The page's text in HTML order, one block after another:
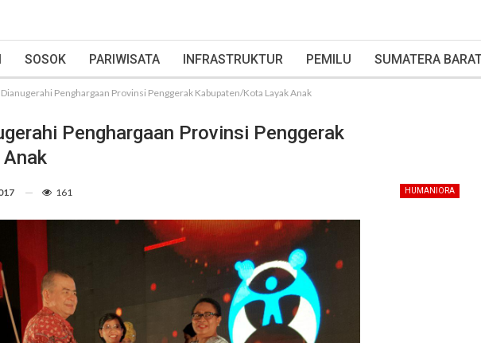
SOSOK PARIWISATA INFRASTRUKTUR PEMILU SUMATERA
Penghargaan Provinsi Penggerak Kabupaten/Kota Layak Anak
Penghargaan Provinsi Penggerak
HUMANIORA
161